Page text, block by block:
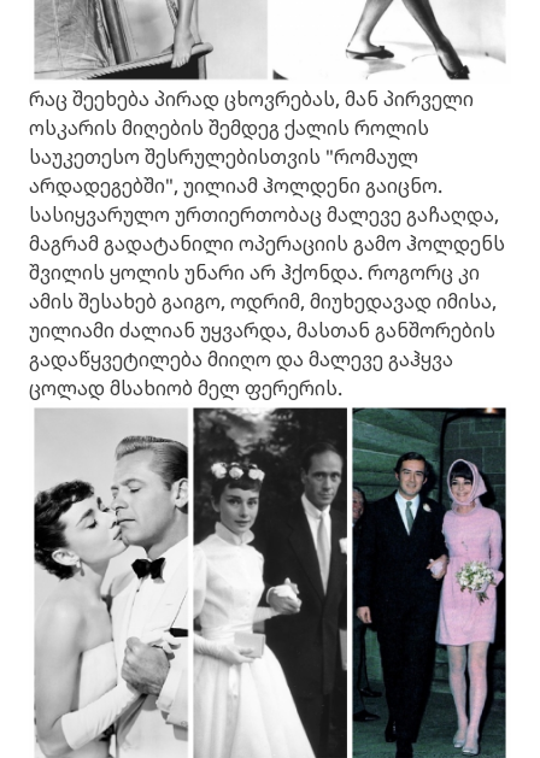
რაც შეეხება პირად ცხოვრებას, მან პირველი
ოსკარის მიღების შემდეგ ქალის როლის
საუკეთესო შესრულებისთვის "რომაულ
არდადეგებში", უილიამ ჰოლდენი გაიცნო.
სასიყვარულო ურთიერთობაც მალევე გაჩაღდა,
მაგრამ გადატანილი ოპერაციის გამო ჰოლდენს
შვილის ყოლის უნარი არ ჰქონდა. როგორც კი
ამის შესახებ გაიგო, ოდრიმ, მიუხედავად იმისა,
უილიამი ძალიან უყვარდა, მასთან განშორების
გადაწყვეტილება მიიღო და მალევე გაჰყვა
ცოლად მსახიობ მელ ფერერის.